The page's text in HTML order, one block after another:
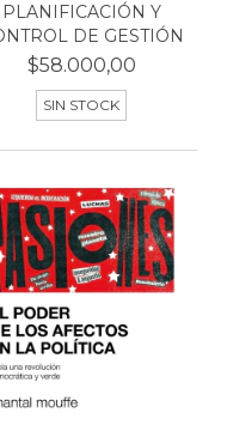
PLANIFICACIÓN Y
DE GESTIÓN
$58.000,00
SIN STOCK